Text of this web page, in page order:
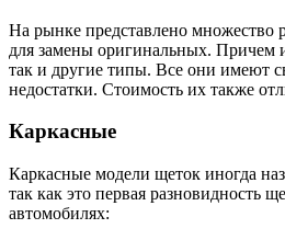
На рынке представлено множество
для замены оригинальных. Причем
так и другие типы. Все они имеют
недостатки. Стоимость их также
Каркасные
Каркасные модели щеток иногда
так как это первая разновидность
автомобилях: